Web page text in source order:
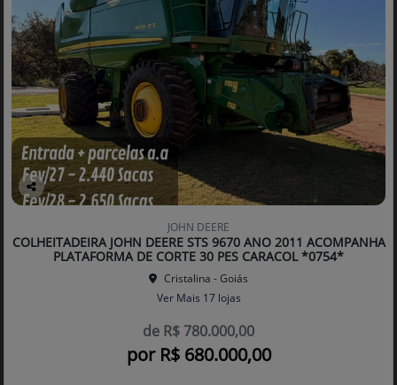
Co
arti
lhe
JOHN DEERE
COLHEITADEIRA JOHN DEERE STS 9670 ANO 2011 ACOMPANHA
PLATAFORMA DE CORTE 30 PES CARACOL *0754*
Cristalina - Goiás
Ver Mais 17 lojas
de R$ 780.000,00
por R$ 680.000,00